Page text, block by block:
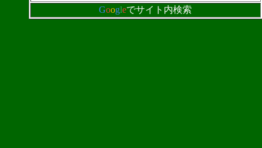
Googleでサイト内検索